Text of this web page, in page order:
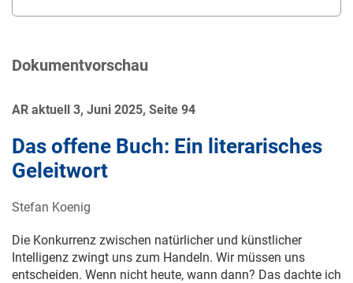
Dokumentvorschau
AR aktuell 3, Juni 2025, Seite 94
Das offene Buch: Ein literarisches
Geleitwort
Stefan Koenig
Die Konkurrenz zwischen natürlicher und künstlicher
Intelligenz zwingt uns zum Handeln. Wir müssen uns
entscheiden. Wenn nicht heute, wann dann? Das dachte ich